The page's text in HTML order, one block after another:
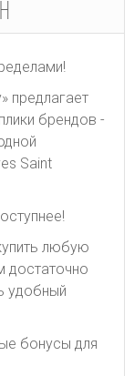
предлагает
брендов -
Saint
любую
достаточно
удобный
бонусы для